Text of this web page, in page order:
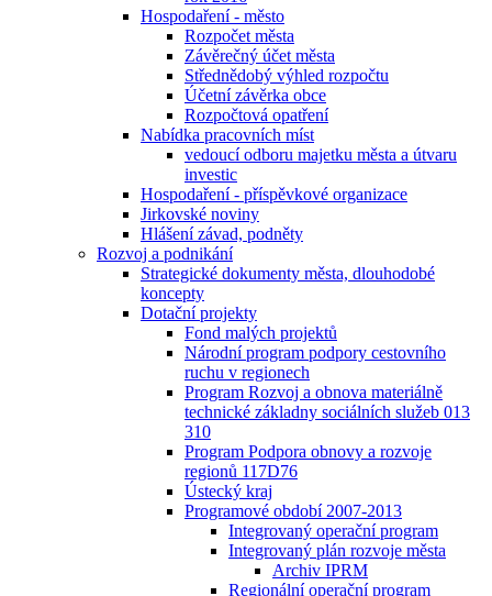
Hospodaření - město
Rozpočet města
Závěrečný účet města
Střednědobý výhled rozpočtu
Účetní závěrka obce
Rozpočtová opatření
Nabídka pracovních míst
vedoucí odboru majetku města a útvaru
investic
Hospodaření - příspěvkové organizace
Jirkovské noviny
Hlášení závad, podněty
Rozvoj a podnikání
Strategické dokumenty města, dlouhodobé
koncepty
Dotační projekty
Fond malých projektů
Národní program podpory cestovního
ruchu v regionech
Program Rozvoj a obnova materiálně
technické základny sociálních služeb 013
310
Program Podpora obnovy a rozvoje
regionů 117D76
Ústecký kraj
Programové období 2007-2013
Integrovaný operační program
Integrovaný plán rozvoje města
Archiv IPRM
Regionální operační program